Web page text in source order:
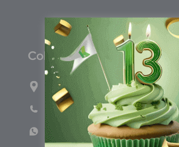
Colombia
Carrera 47A #95-56 oficina 305.
Teléfono: (601) 757 0706
WhatsApp: +57 317 465 1554